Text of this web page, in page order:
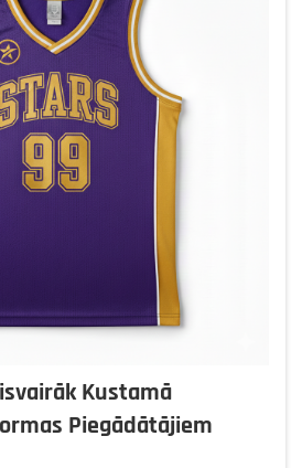
Kustamā
Piegādātājiem